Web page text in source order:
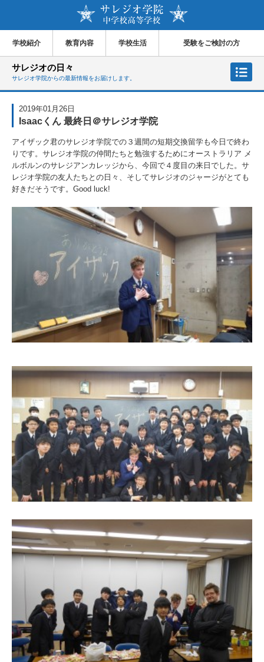
学校紹介 教育内容 学校生活 受験をご検討の方
サレジオの日々
サレジオ学院からの最新情報をお届けします。
2019年01月26日
Isaacくん 最終日＠サレジオ学院
アイザック君のサレジオ学院での３週間の短期交換留学も今日で終わ
りです。サレジオ学院の仲間たちと勉強するためにオーストラリア メ
ルボルンのサレジアンカレッジから、今回で４度目の来日でした。サ
レジオ学院の友人たちとの日々、そしてサレジオのジャージがとても
好きだそうです。Good luck!